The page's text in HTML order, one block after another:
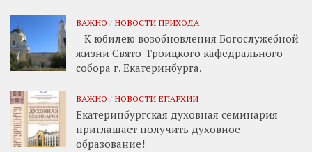
ВАЖНО / НОВОСТИ ПРИХОДА
К юбилею возобновления Богослужебной
жизни Свято-Троицкого кафедрального
собора г. Екатеринбурга.
ВАЖНО / НОВОСТИ ЕПАРХИИ
Екатеринбургская духовная семинария
приглашает получить духовное
образование!